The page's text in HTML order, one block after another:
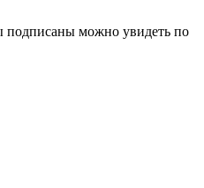
подписаны можно увидеть по